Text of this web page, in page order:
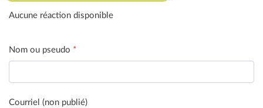
Aucune réaction disponible
Nom ou pseudo *
Courriel (non publié)